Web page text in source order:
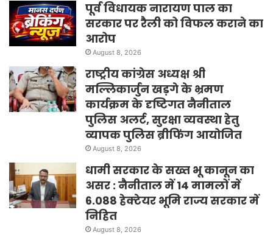
पूर्व विधायक नारायण पाल का
सरकार पर रैली को विफल कराने का
आरोप
August 8, 2026
राष्ट्रीय कांग्रेस अध्यक्ष श्री
मल्लिकार्जुन खड़गे के भ्रमण
कार्यक्रम के दृष्टिगत नैनीताल
पुलिस अलर्ट, सुरक्षा व्यवस्था हेतु
व्यापक पुलिस ब्रीफिंग आयोजित
August 8, 2026
धामी सरकार के सख्त भू कानून का
असर : नैनीताल में 14 मामलों में
6.088 हेक्टेयर भूमि राज्य सरकार में
निहित
August 8, 2026